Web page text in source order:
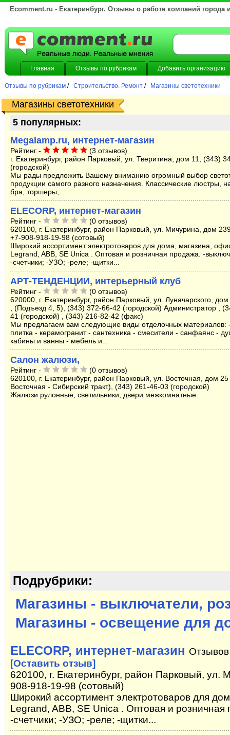
Ecomment.ru - Екатеринбург. Отзывы о работе компаний города
Главная Отзывы по рубрикам Добавить организацию
Отзывы по рубрикам / Строительство. Ремонт / Магазины светотехники
Магазины светотехники
5 популярных:
Megalamp.ru, интернет-магазин
Рейтинг -
(3 отзывов)
г. Екатеринбург, район Парковый, ул. Тверитина, дом 11, (343)
(городской)
Мы рады предложить Вашему вниманию огромный выбор
продукции самого разного назначения. Классические люстры,
бра, торшеры,...
ELECORP, интернет-магазин
Рейтинг -
(0 отзывов)
620100, г. Екатеринбург, район Парковый, ул. Мичурина, дом
+7-908-918-19-98 (сотовый)
Широкий ассортимент электротоваров для дома, магазина,
Legrand, ABB, SE Unica . Оптовая и розничная продажа. -
-счетчики; -УЗО; -реле; -щитки...
АРТ-ТЕНДЕНЦИИ, интерьерный клуб
Рейтинг -
(0 отзывов)
620000, г. Екатеринбург, район Парковый, ул. Луначарского,
, (Подъезд 4, 5), (343) 372-66-42 (городской) Администратор ,
41 (городской) , (343) 216-82-42 (факс)
Мы предлагаем вам следующие виды отделочных материалов:
плитка - керамогранит - сантехника - смесители - санфаянс -
кабины и ванны - мебель и...
Салон жалюзи,
Рейтинг -
(0 отзывов)
620100, г. Екатеринбург, район Парковый, ул. Восточная, дом 25
Восточная - Сибирский тракт), (343) 261-46-03 (городской)
Жалюзи рулонные, светильники, двери межкомнатные.
Подрубрики:
Магазины - выключатели,
Магазины - освещение для
ELECORP, интернет-магазин
[Оставить отзыв]
620100, г. Екатеринбург, район Парковый,
908-918-19-98 (сотовый)
Широкий ассортимент электротоваров для
Legrand, ABB, SE Unica . Оптовая и
-счетчики; -УЗО; -реле; -щитки...